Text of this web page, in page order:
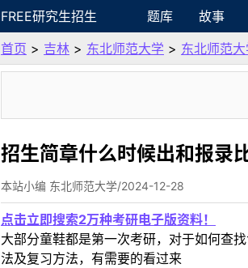
FREE研究生招生 题库 故事
首页 > 吉林 > 东北师范大学 > 东北师范
招生简章什么时候出和报录
本站小编 东北师范大学/2024-12-28
点击立即搜索2万种考研电子版资料！
大部分童鞋都是第一次考研，对于如何查
法及复习方法，有需要的看过来